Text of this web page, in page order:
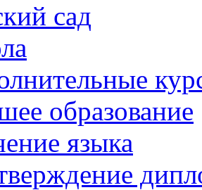
сад
образование
языка